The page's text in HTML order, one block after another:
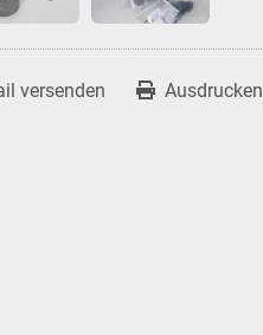
versenden Ausdrucken